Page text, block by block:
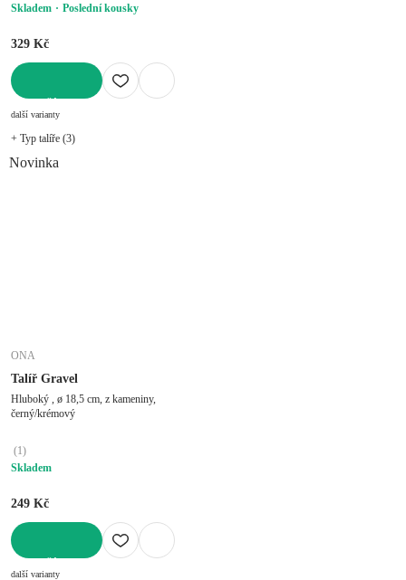
Skladem Poslední kousky
329 Kč
další varianty
+ Typ talíře (3)
Novinka
ONA
Talíř Gravel
Hluboký , ø 18,5 cm, z kameniny,
černý/krémový
(1)
Skladem
249 Kč
další varianty